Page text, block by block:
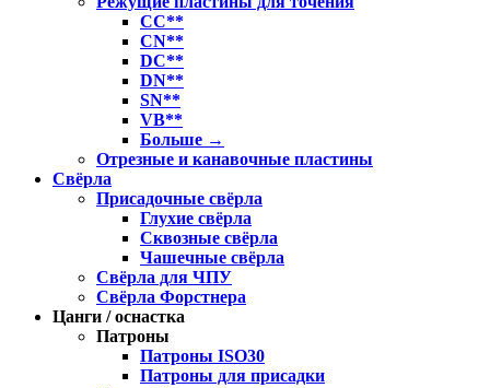
CC**
CN**
DC**
DN**
SN**
VB**
Больше →
Отрезные и канавочные пластины
Свёрла
Присадочные свёрла
Глухие свёрла
Сквозные свёрла
Чашечные свёрла
Свёрла для ЧПУ
Свёрла Форстнера
Цанги / оснастка
Патроны
Патроны ISO30
Патроны для присадки